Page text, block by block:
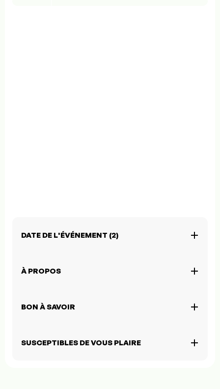
DATE DE L'ÉVÉNEMENT (2)
À PROPOS
BON À SAVOIR
SUSCEPTIBLES DE VOUS PLAIRE